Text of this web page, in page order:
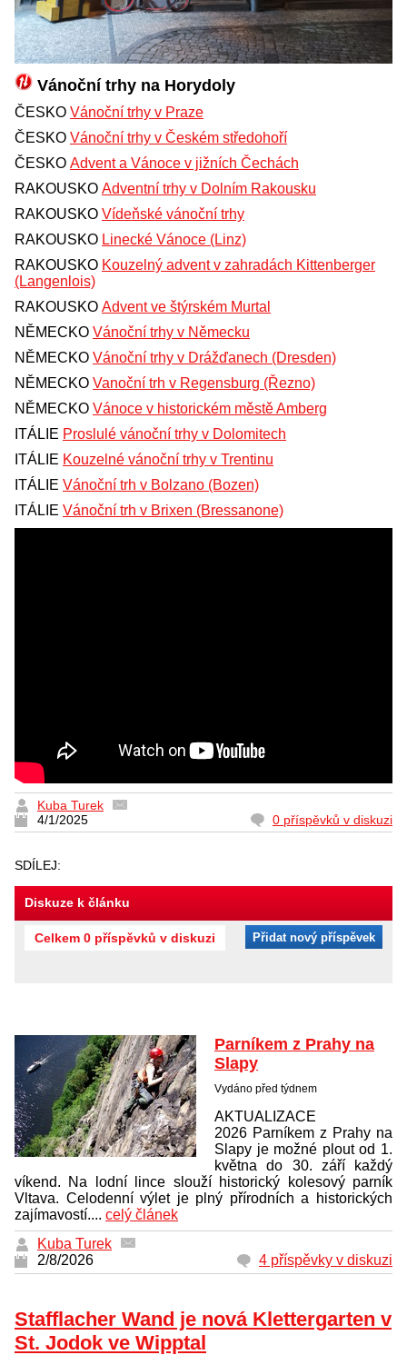
Vánoční trhy na Horydoly
ČESKO Vánoční trhy v Praze
ČESKO Vánoční trhy v Českém středohoří
ČESKO Advent a Vánoce v jižních Čechách
RAKOUSKO Adventní trhy v Dolním Rakousku
RAKOUSKO Vídeňské vánoční trhy
RAKOUSKO Linecké Vánoce (Linz)
RAKOUSKO Kouzelný advent v zahradách Kittenberger
(Langenlois)
RAKOUSKO Advent ve štýrském Murtal
NĚMECKO Vánoční trhy v Německu
NĚMECKO Vánoční trhy v Drážďanech (Dresden)
NĚMECKO Vanoční trh v Regensburg (Řezno)
NĚMECKO Vánoce v historickém městě Amberg
ITÁLIE Proslulé vánoční trhy v Dolomitech
ITÁLIE Kouzelné vánoční trhy v Trentinu
ITÁLIE Vánoční trh v Bolzano (Bozen)
ITÁLIE Vánoční trh v Brixen (Bressanone)
Kuba Turek
4/1/2025
0 příspěvků v diskuzi
SDÍLEJ:
Diskuze k článku
Celkem 0 příspěvků v diskuzi Přidat nový příspěvek
Parníkem z Prahy na
Slapy
Vydáno před týdnem
AKTUALIZACE
2026 Parníkem z Prahy na
Slapy je možné plout od 1.
května do 30. září každý
víkend. Na lodní lince slouží historický kolesový parník
Vltava. Celodenní výlet je plný přírodních a historických
zajímavostí.... celý článek
Kuba Turek
2/8/2026
4 příspěvky v diskuzi
Stafflacher Wand je nová Klettergarten v
St. Jodok ve Wipptal